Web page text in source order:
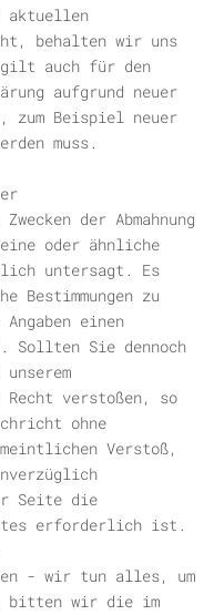
aktuellen
behalten wir uns
gilt auch für den
aufgrund neuer
zum Beispiel neuer
muss.
der Abmahnung
oder ähnliche
untersagt. Es
zu
einen
Sollten Sie dennoch
verstoßen, so
ohne
Verstoß,
Seite die
erforderlich ist.
- wir tun alles, um
bitten wir die im